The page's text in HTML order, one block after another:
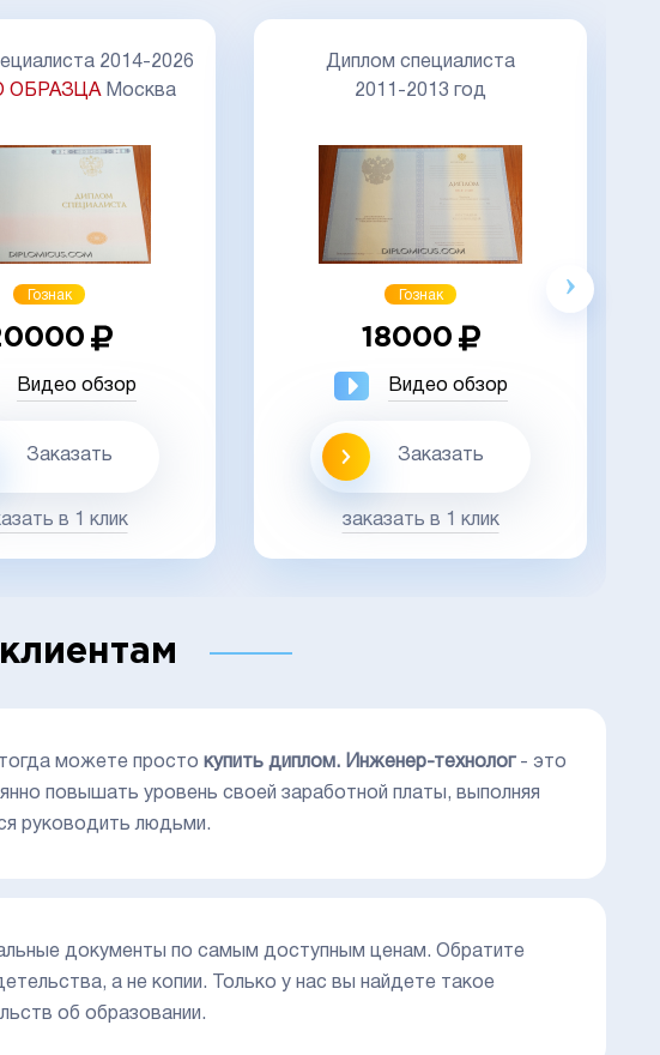
2014-2026
ОБРАЗЦАМосква
Гознак
Видео обзор
Заказать
в 1 клик
Диплом специалиста
2011-2013 год
Гознак
18000
Видео обзор
Заказать
заказать в 1 клик
можете просто купить диплом. Инженер-технолог - это
повышать уровень своей заработной платы, выполняя
руководить людьми.
документы по самым доступным ценам. Обратите
а не копии. Только у нас вы найдете такое
об образовании.